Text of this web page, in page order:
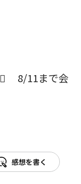
8/11まで会
感想を書く